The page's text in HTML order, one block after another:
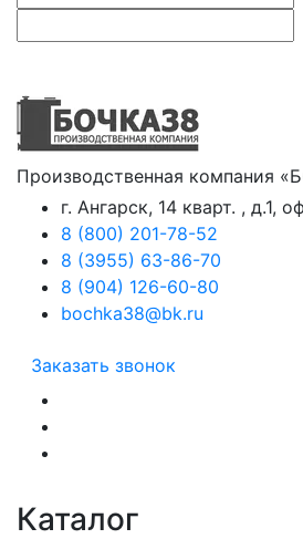
Производственная компания
г. Ангарск, 14 кварт. , д.1,
8 (800) 201-78-52
8 (3955) 63-86-70
8 (904) 126-60-80
bochka38@bk.ru
Заказать звонок
Каталог